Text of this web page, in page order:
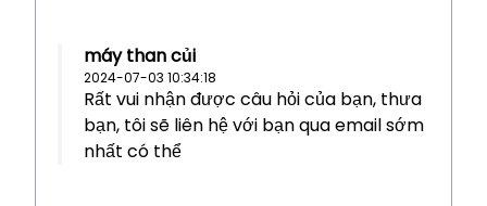
máy than củi
2024-07-03 10:34:18
Rất vui nhận được câu hỏi của bạn, thưa
bạn, tôi sẽ liên hệ với bạn qua email sớm
nhất có thể